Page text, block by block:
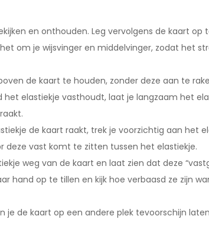
en onthouden. Leg vervolgens de kaart
om je wijsvinger en middelvinger, zodat het
de kaart te houden, zonder deze aan te
het elastiekje vasthoudt, laat je langzaam het
de kaart raakt, trek je voorzichtig aan het
deze vast komt te zitten tussen het elastiekje.
weg van de kaart en laat zien dat deze
hand op te tillen en kijk hoe verbaasd ze zijn
je de kaart op een andere plek tevoorschijn